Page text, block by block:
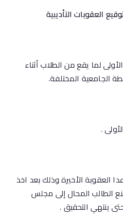
العقوبات التأديبية
لما يقع من الطلاب أثناء
الجامعية المختلفة.
.
العقوبة الأخيرة وذلك بعد اخذ
الطالب المحال إلى مجلس
ينتهي التحقيق .